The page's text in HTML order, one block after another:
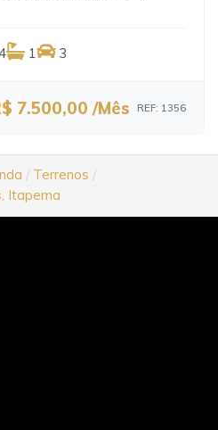
1 3
7.500,00 /Mês REF: 1356
Terrenos
Itapema